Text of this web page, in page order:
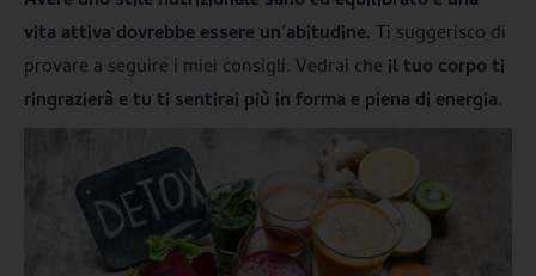
vita attiva dovrebbe essere un’abitudine.Ti suggerisco di
provare a seguire i miei consigli. Vedrai che il tuo corpo ti
ringrazierà e tu ti sentirai più in forma e piena di energia.